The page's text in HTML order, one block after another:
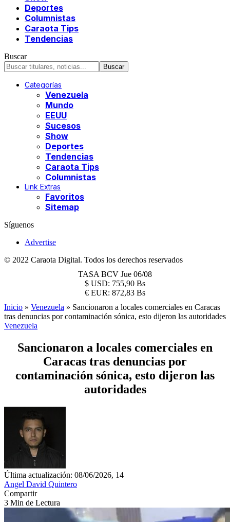
Deportes
Columnistas
Caraota Tips
Tendencias
Buscar
Categorías
Venezuela
Mundo
EEUU
Sucesos
Show
Deportes
Tendencias
Caraota Tips
Columnistas
Link Extras
Favoritos
Sitemap
Síguenos
Advertise
© 2022 Caraota Digital. Todos los derechos reservados
TASA BCV Jue 06/08
$ USD: 755,90 Bs
€ EUR: 872,83 Bs
Inicio » Venezuela » Sancionaron a locales comerciales en Caracas
tras denuncias por contaminación sónica, esto dijeron las autoridades
Venezuela
Sancionaron a locales comerciales en
Caracas tras denuncias por
contaminación sónica, esto dijeron las
autoridades
Última actualización: 08/06/2026, 14
Angel David Quintero
Compartir
3 Min de Lectura